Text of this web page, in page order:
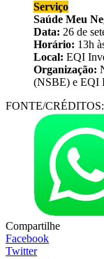
Serviço
Saúde Meu
Data: 26 de
Horário: 13h
Local: EQI
Organização:
(NSBE) e EQI
FONTE/CRÉDITOS:
Compartilhe
Facebook
Twitter